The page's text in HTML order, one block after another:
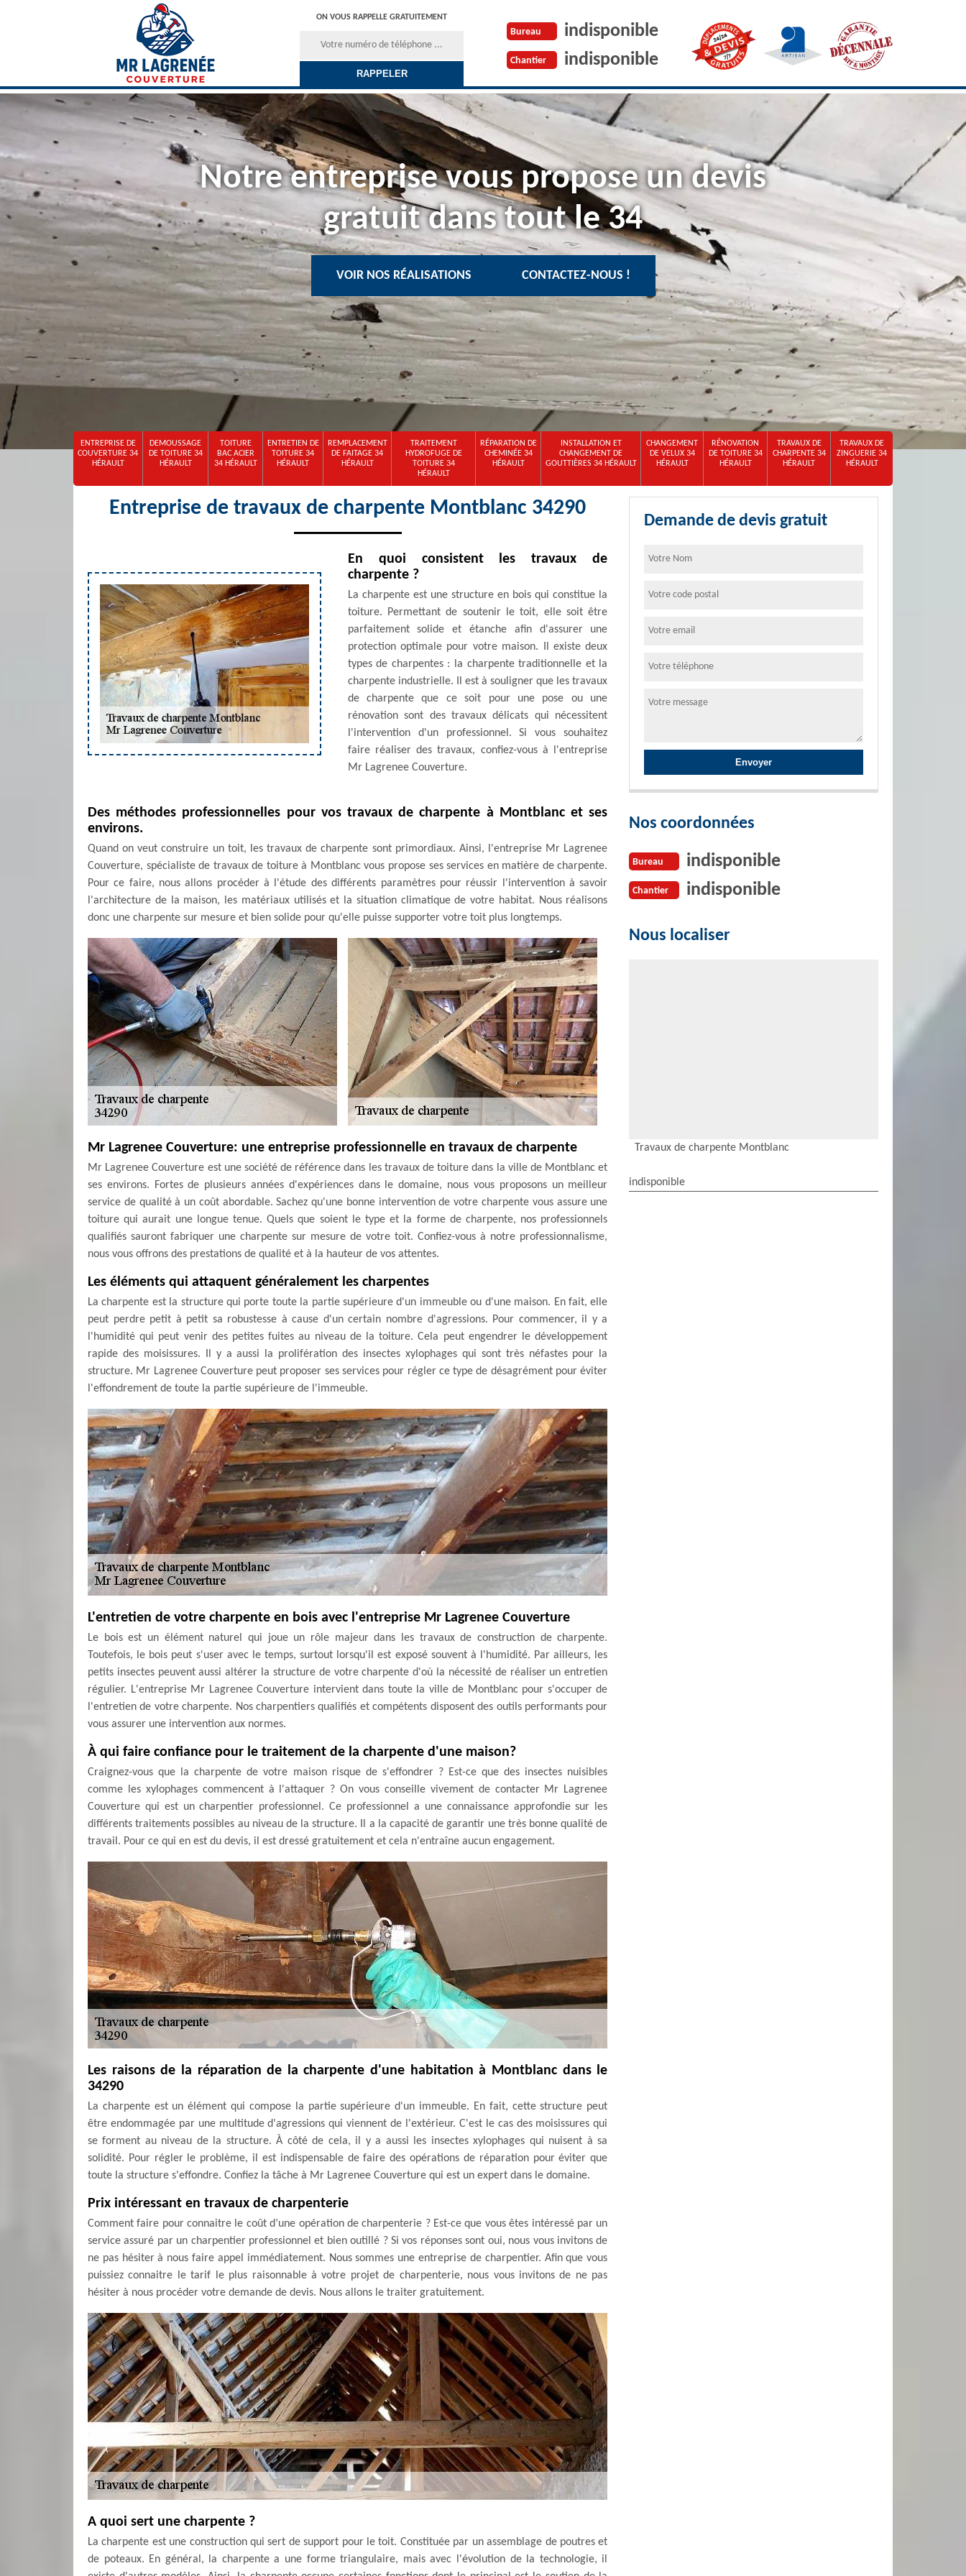
ON VOUS RAPPELLE GRATUITEMENT
Bureau indisponible
Chantier indisponible
Notre entreprise vous propose un devis
gratuit dans tout le 34
VOIR NOS RÉALISATIONS CONTACTEZ-NOUS !
ENTREPRISE DE
COUVERTURE 34
HÉRAULT
DEMOUSSAGE
DE TOITURE 34
HÉRAULT
TOITURE
BAC ACIER
34 HÉRAULT
ENTRETIEN DE
TOITURE 34
HÉRAULT
REMPLACEMENT
DE FAITAGE 34
HÉRAULT
TRAITEMENT
HYDROFUGE DE
TOITURE 34
HÉRAULT
RÉPARATION DE
CHEMINÉE 34
HÉRAULT
INSTALLATION ET
CHANGEMENT DE
GOUTTIÈRES 34 HÉRAULT
CHANGEMENT
DE VELUX 34
HÉRAULT
RÉNOVATION
DE TOITURE 34
HÉRAULT
TRAVAUX DE
CHARPENTE 34
HÉRAULT
TRAVAUX DE
ZINGUERIE 34
HÉRAULT
Entreprise de travaux de charpente Montblanc 34290
En quoi consistent les travaux de
charpente ?
La charpente est une structure en bois qui constitue la
toiture. Permettant de soutenir le toit, elle soit être
parfaitement solide et étanche afin d'assurer une
protection optimale pour votre maison. Il existe deux
types de charpentes : la charpente traditionnelle et la
charpente industrielle. Il est à souligner que les travaux
de charpente que ce soit pour une pose ou une
rénovation sont des travaux délicats qui nécessitent
l'intervention d'un professionnel. Si vous souhaitez
faire réaliser des travaux, confiez-vous à l'entreprise
Mr Lagrenee Couverture.
Des méthodes professionnelles pour vos travaux de charpente à Montblanc et ses
environs.
Quand on veut construire un toit, les travaux de charpente sont primordiaux. Ainsi, l'entreprise Mr Lagrenee
Couverture, spécialiste de travaux de toiture à Montblanc vous propose ses services en matière de charpente.
Pour ce faire, nous allons procéder à l'étude des différents paramètres pour réussir l'intervention à savoir
l'architecture de la maison, les matériaux utilisés et la situation climatique de votre habitat. Nous réalisons
donc une charpente sur mesure et bien solide pour qu'elle puisse supporter votre toit plus longtemps.
Mr Lagrenee Couverture: une entreprise professionnelle en travaux de charpente
Mr Lagrenee Couverture est une société de référence dans les travaux de toiture dans la ville de Montblanc et
ses environs. Fortes de plusieurs années d'expériences dans le domaine, nous vous proposons un meilleur
service de qualité à un coût abordable. Sachez qu'une bonne intervention de votre charpente vous assure une
toiture qui aurait une longue tenue. Quels que soient le type et la forme de charpente, nos professionnels
qualifiés sauront fabriquer une charpente sur mesure de votre toit. Confiez-vous à notre professionnalisme,
nous vous offrons des prestations de qualité et à la hauteur de vos attentes.
Les éléments qui attaquent généralement les charpentes
La charpente est la structure qui porte toute la partie supérieure d'un immeuble ou d'une maison. En fait, elle
peut perdre petit à petit sa robustesse à cause d'un certain nombre d'agressions. Pour commencer, il y a
l'humidité qui peut venir des petites fuites au niveau de la toiture. Cela peut engendrer le développement
rapide des moisissures. Il y a aussi la prolifération des insectes xylophages qui sont très néfastes pour la
structure. Mr Lagrenee Couverture peut proposer ses services pour régler ce type de désagrément pour éviter
l'effondrement de toute la partie supérieure de l'immeuble.
L'entretien de votre charpente en bois avec l'entreprise Mr Lagrenee Couverture
Le bois est un élément naturel qui joue un rôle majeur dans les travaux de construction de charpente.
Toutefois, le bois peut s'user avec le temps, surtout lorsqu'il est exposé souvent à l'humidité. Par ailleurs, les
petits insectes peuvent aussi altérer la structure de votre charpente d'où la nécessité de réaliser un entretien
régulier. L'entreprise Mr Lagrenee Couverture intervient dans toute la ville de Montblanc pour s'occuper de
l'entretien de votre charpente. Nos charpentiers qualifiés et compétents disposent des outils performants pour
vous assurer une intervention aux normes.
À qui faire confiance pour le traitement de la charpente d'une maison?
Craignez-vous que la charpente de votre maison risque de s'effondrer ? Est-ce que des insectes nuisibles
comme les xylophages commencent à l'attaquer ? On vous conseille vivement de contacter Mr Lagrenee
Couverture qui est un charpentier professionnel. Ce professionnel a une connaissance approfondie sur les
différents traitements possibles au niveau de la structure. Il a la capacité de garantir une très bonne qualité de
travail. Pour ce qui en est du devis, il est dressé gratuitement et cela n'entraîne aucun engagement.
Les raisons de la réparation de la charpente d'une habitation à Montblanc dans le
34290
La charpente est un élément qui compose la partie supérieure d'un immeuble. En fait, cette structure peut
être endommagée par une multitude d'agressions qui viennent de l'extérieur. C'est le cas des moisissures qui
se forment au niveau de la structure. À côté de cela, il y a aussi les insectes xylophages qui nuisent à sa
solidité. Pour régler le problème, il est indispensable de faire des opérations de réparation pour éviter que
toute la structure s'effondre. Confiez la tâche à Mr Lagrenee Couverture qui est un expert dans le domaine.
Prix intéressant en travaux de charpenterie
Comment faire pour connaitre le coût d’une opération de charpenterie ? Est-ce que vous êtes intéressé par un
service assuré par un charpentier professionnel et bien outillé ? Si vos réponses sont oui, nous vous invitons de
ne pas hésiter à nous faire appel immédiatement. Nous sommes une entreprise de charpentier. Afin que vous
puissiez connaitre le tarif le plus raisonnable à votre projet de charpenterie, nous vous invitons de ne pas
hésiter à nous procéder votre demande de devis. Nous allons le traiter gratuitement.
A quoi sert une charpente ?
La charpente est une construction qui sert de support pour le toit. Constituée par un assemblage de poutres et
de poteaux. En général, la charpente a une forme triangulaire, mais avec l'évolution de la technologie, il
Demande de devis gratuit
Nos coordonnées
Bureau indisponible
Chantier indisponible
Nous localiser
Travaux de charpente Montblanc
indisponible